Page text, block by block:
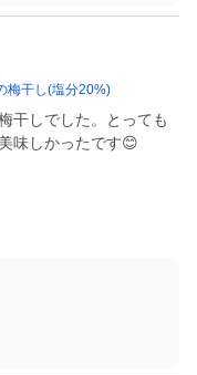
梅干し(塩分20%)
干しでした。とっても
味しかったです😊